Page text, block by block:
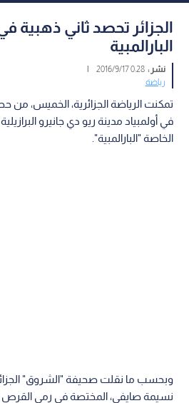
الجزائر تحصد ثاني ذهبية
البارالمبية
نشر :0:28 2016/9/17
|
رياضة
تمكنت الرياضة الجزائرية، الخميس، من
في أولمبياد مدينة ريو دي جانيرو
الخاصة "البارالمبية".
وبحسب ما نقلت صحيفة "الشروق"